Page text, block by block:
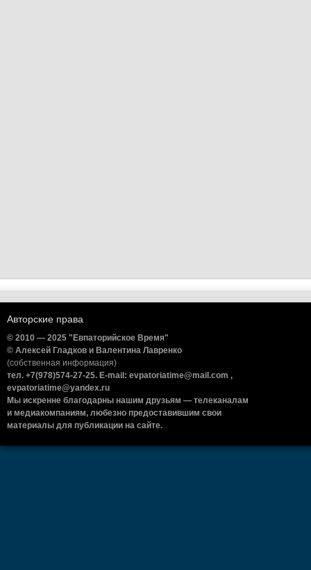
Авторские права
© 2010 — 2025 "Евпаторийское Время"
© Алексей Гладков и Валентина Лавренко
(собственная информация)
тел. +7(978)574-27-25. E-mail: evpatoriatime@mail.com ,
evpatoriatime@yandex.ru
Мы искренне благодарны нашим друзьям — телеканалам
и медиакомпаниям, любезно предоставившим свои
материалы для публикации на сайте.